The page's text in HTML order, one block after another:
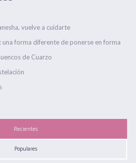
vuelve a cuidarte
forma diferente de ponerse en forma
de Cuarzo
Recientes
Populares